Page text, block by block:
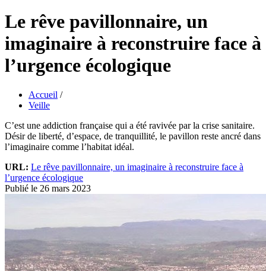
Le rêve pavillonnaire, un
imaginaire à reconstruire face à
l’urgence écologique
Accueil /
Veille
C’est une addiction française qui a été ravivée par la crise sanitaire.
Désir de liberté, d’espace, de tranquillité, le pavillon reste ancré dans
l’imaginaire comme l’habitat idéal.
URL: Le rêve pavillonnaire, un imaginaire à reconstruire face à
l’urgence écologique
Publié le 26 mars 2023